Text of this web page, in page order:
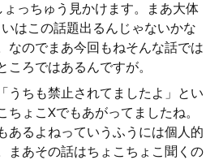
っちゅう見かけます。まあ大体
はこの話題出るんじゃないかな
なのでまあ今回もねそんな話では
ころではあるんですが。
うちも禁止されてましたよ」とい
ちょこXでもあがってましたね。
あるよねっていうふうには個人的
まあその話はちょこちょこ聞くの